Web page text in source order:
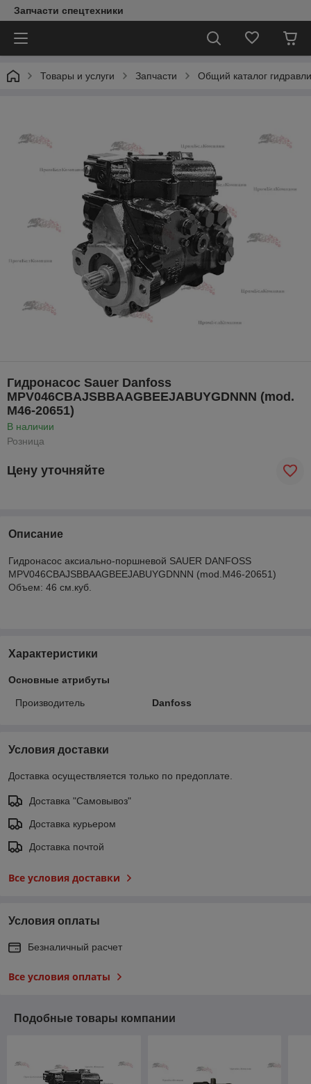
Запчасти спецтехники
Товары и услуги Запчасти Общий каталог
Гидронасос Sauer Danfoss
MPV046CBAJSBBAAGBEEJABUYGDNNN (mod.
M46-20651)
В наличии
Розница
Цену уточняйте
Описание
Гидронасос аксиально-поршневой SAUER DANFOSS
MPV046CBAJSBBAAGBEEJABUYGDNNN (mod.M46-20651)
Объем: 46 см.куб.
Характеристики
Основные атрибуты
Производитель Danfoss
Условия доставки
Доставка осуществляется только по предоплате.
Доставка "Самовывоз"
Доставка курьером
Доставка почтой
Все условия доставки
Условия оплаты
Безналичный расчет
Все условия оплаты
Подобные товары компании